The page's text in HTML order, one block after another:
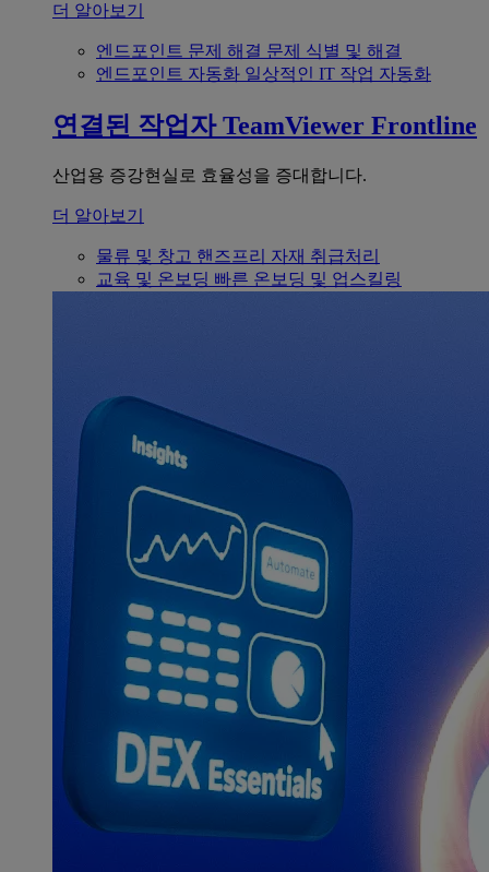
더 알아보기
엔드포인트 문제 해결 문제 식별 및 해결
엔드포인트 자동화 일상적인 IT 작업 자동화
연결된 작업자 TeamViewer Frontline
산업용 증강현실로 효율성을 증대합니다.
더 알아보기
물류 및 창고 핸즈프리 자재 취급처리
교육 및 온보딩 빠른 온보딩 및 업스킬링